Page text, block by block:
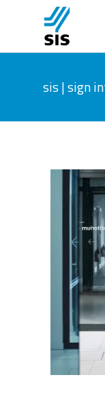
sis | sign